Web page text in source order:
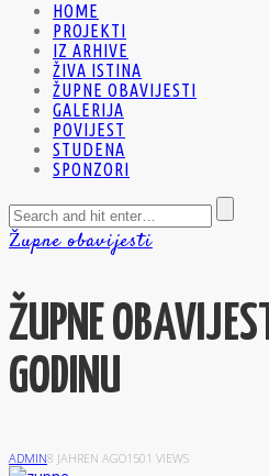
HOME
PROJEKTI
IZ ARHIVE
ŽIVA ISTINA
ŽUPNE OBAVIJESTI
GALERIJA
POVIJEST
STUDENA
SPONZORI
Župne obavijesti
ŽUPNE
GODINU
ADMIN8 JAHREN AGO1501 VIEWS